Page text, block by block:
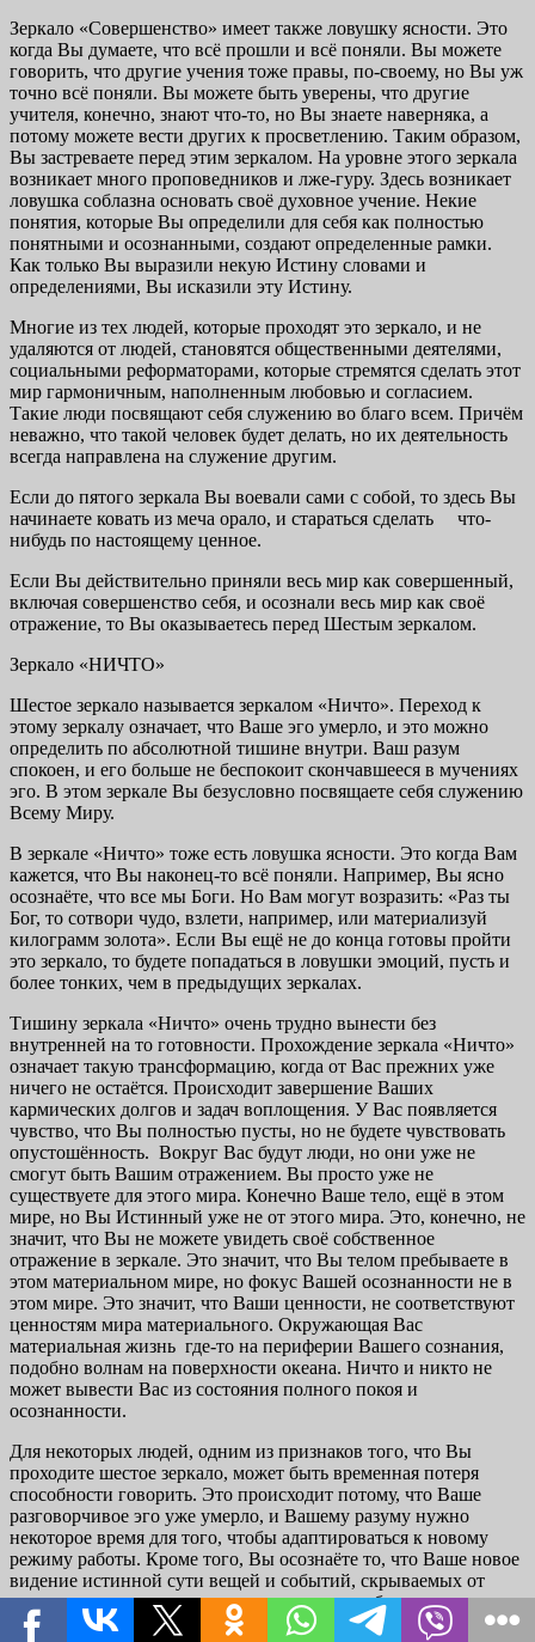
Зеркало «Совершенство» имеет также ловушку ясности. Это
когда Вы думаете, что всё прошли и всё поняли. Вы можете
говорить, что другие учения тоже правы, по-своему, но Вы уж
точно всё поняли. Вы можете быть уверены, что другие
учителя, конечно, знают что-то, но Вы знаете наверняка, а
потому можете вести других к просветлению. Таким образом,
Вы застреваете перед этим зеркалом. На уровне этого зеркала
возникает много проповедников и лже-гуру. Здесь возникает
ловушка соблазна основать своё духовное учение. Некие
понятия, которые Вы определили для себя как полностью
понятными и осознанными, создают определенные рамки.
Как только Вы выразили некую Истину словами и
определениями, Вы исказили эту Истину.
Многие из тех людей, которые проходят это зеркало, и не
удаляются от людей, становятся общественными деятелями,
социальными реформаторами, которые стремятся сделать этот
мир гармоничным, наполненным любовью и согласием.
Такие люди посвящают себя служению во благо всем. Причём
неважно, что такой человек будет делать, но их деятельность
всегда направлена на служение другим.
Если до пятого зеркала Вы воевали сами с собой, то здесь Вы
начинаете ковать из меча орало, и стараться сделать что-
нибудь по настоящему ценное.
Если Вы действительно приняли весь мир как совершенный,
включая совершенство себя, и осознали весь мир как своё
отражение, то Вы оказываетесь перед Шестым зеркалом.
Зеркало «НИЧТО»
Шестое зеркало называется зеркалом «Ничто». Переход к
этому зеркалу означает, что Ваше эго умерло, и это можно
определить по абсолютной тишине внутри. Ваш разум
спокоен, и его больше не беспокоит скончавшееся в мучениях
эго. В этом зеркале Вы безусловно посвящаете себя служению
Всему Миру.
В зеркале «Ничто» тоже есть ловушка ясности. Это когда Вам
кажется, что Вы наконец-то всё поняли. Например, Вы ясно
осознаёте, что все мы Боги. Но Вам могут возразить: «Раз ты
Бог, то сотвори чудо, взлети, например, или материализуй
килограмм золота». Если Вы ещё не до конца готовы пройти
это зеркало, то будете попадаться в ловушки эмоций, пусть и
более тонких, чем в предыдущих зеркалах.
Тишину зеркала «Ничто» очень трудно вынести без
внутренней на то готовности. Прохождение зеркала «Ничто»
означает такую трансформацию, когда от Вас прежних уже
ничего не остаётся. Происходит завершение Ваших
кармических долгов и задач воплощения. У Вас появляется
чувство, что Вы полностью пусты, но не будете чувствовать
опустошённость. Вокруг Вас будут люди, но они уже не
смогут быть Вашим отражением. Вы просто уже не
существуете для этого мира. Конечно Ваше тело, ещё в этом
мире, но Вы Истинный уже не от этого мира. Это, конечно, не
значит, что Вы не можете увидеть своё собственное
отражение в зеркале. Это значит, что Вы телом пребываете в
этом материальном мире, но фокус Вашей осознанности не в
этом мире. Это значит, что Ваши ценности, не соответствуют
ценностям мира материального. Окружающая Вас
материальная жизнь где-то на периферии Вашего сознания,
подобно волнам на поверхности океана. Ничто и никто не
может вывести Вас из состояния полного покоя и
осознанности.
Для некоторых людей, одним из признаков того, что Вы
проходите шестое зеркало, может быть временная потеря
способности говорить. Это происходит потому, что Ваше
разговорчивое эго уже умерло, и Вашему разуму нужно
некоторое время для того, чтобы адаптироваться к новому
режиму работы. Кроме того, Вы осознаёте то, что Ваше новое
видение истинной сути вещей и событий, скрываемых от
других под покровом дуальности, не может быть выражено
словами без искажения и недоступно для понимания теми,